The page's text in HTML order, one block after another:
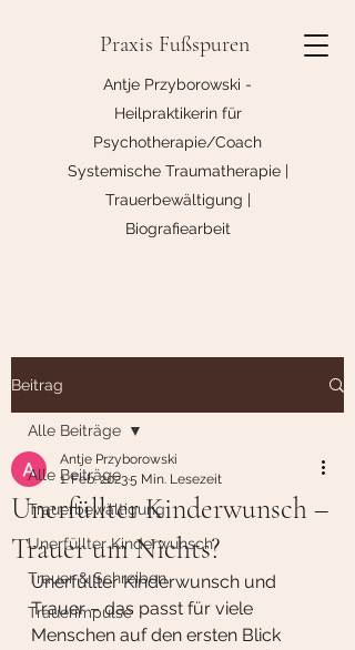
Praxis Fußspuren
Antje Przyborowski -
Heilpraktikerin für
Psychotherapie/Coach
Systemische Traumatherapie |
Trauerbewältigung |
Biografiearbeit
Beitrag
Alle Beiträge
Trauerbewältigung
Unerfüllter Kinderwunsch
Trauer & Schreiben
Trauerimpulse
Alle Beiträge
Unerfüllter Kinderwunsch –
Trauer um Nichts?
Antje Przyborowski
1. Feb. 20235 Min. Lesezeit
Unerfüllter Kinderwunsch und
Trauer – das passt für viele
Menschen auf den ersten Blick